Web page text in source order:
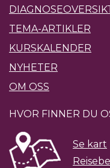
TEMA-ARTIKLER
KURSKALENDER
NYHETER
OM OSS
HVOR FINNER DU
Se kart